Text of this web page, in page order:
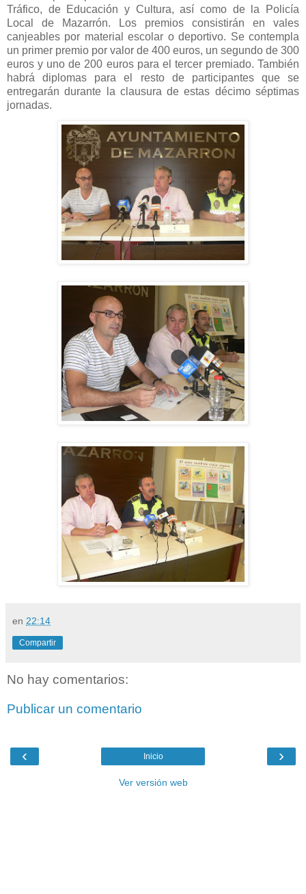
Tráfico, de Educación y Cultura, así como de la Policía
Local de Mazarrón. Los premios consistirán en vales
canjeables por material escolar o deportivo. Se contempla
un primer premio por valor de 400 euros, un segundo de 300
euros y uno de 200 euros para el tercer premiado. También
habrá diplomas para el resto de participantes que se
entregarán durante la clausura de estas décimo séptimas
jornadas.
en 22:14
Compartir
No hay comentarios:
Publicar un comentario
‹ ›
Inicio
Ver versión web